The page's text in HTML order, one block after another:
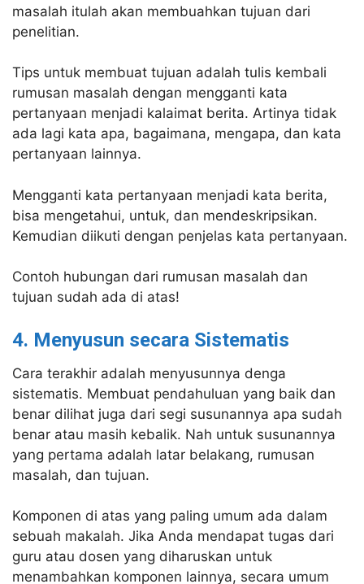
masalah itulah akan membuahkan tujuan dari
penelitian.
Tips untuk membuat tujuan adalah tulis kembali
rumusan masalah dengan mengganti kata
pertanyaan menjadi kalaimat berita. Artinya tidak
ada lagi kata apa, bagaimana, mengapa, dan kata
pertanyaan lainnya.
Mengganti kata pertanyaan menjadi kata berita,
bisa mengetahui, untuk, dan mendeskripsikan.
Kemudian diikuti dengan penjelas kata pertanyaan.
Contoh hubungan dari rumusan masalah dan
tujuan sudah ada di atas!
4. Menyusun secara Sistematis
Cara terakhir adalah menyusunnya denga
sistematis. Membuat pendahuluan yang baik dan
benar dilihat juga dari segi susunannya apa sudah
benar atau masih kebalik. Nah untuk susunannya
yang pertama adalah latar belakang, rumusan
masalah, dan tujuan.
Komponen di atas yang paling umum ada dalam
sebuah makalah. Jika Anda mendapat tugas dari
guru atau dosen yang diharuskan untuk
menambahkan komponen lainnya, secara umum